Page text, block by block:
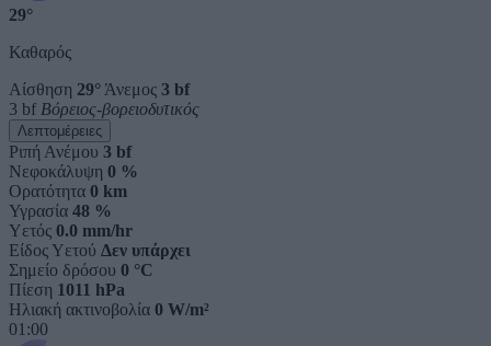
29°
Καθαρός
Αίσθηση 29° Άνεμος 3 bf
3 bf Βόρειος-βορειοδυτικός
Λεπτομέρειες
Ριπή Ανέμου 3 bf
Νεφοκάλυψη 0 %
Ορατότητα 0 km
Υγρασία 48 %
Υετός 0.0 mm/hr
Είδος Υετού Δεν υπάρχει
Σημείο δρόσου 0 °C
Πίεση 1011 hPa
Ηλιακή ακτινοβολία 0 W/m²
01:00